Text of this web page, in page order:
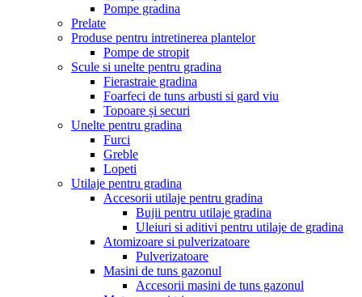
Pompe gradina
Prelate
Produse pentru intretinerea plantelor
Pompe de stropit
Scule si unelte pentru gradina
Fierastraie gradina
Foarfeci de tuns arbusti si gard viu
Topoare și securi
Unelte pentru gradina
Furci
Greble
Lopeti
Utilaje pentru gradina
Accesorii utilaje pentru gradina
Bujii pentru utilaje gradina
Uleiuri si aditivi pentru utilaje de gradina
Atomizoare si pulverizatoare
Pulverizatoare
Masini de tuns gazonul
Accesorii masini de tuns gazonul